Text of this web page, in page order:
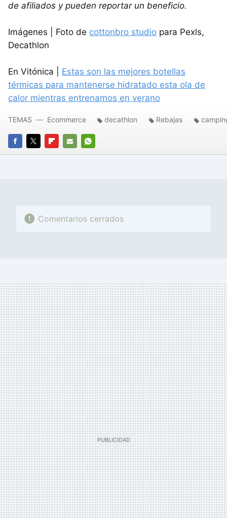
de afiliados y pueden reportar un beneficio.
Imágenes | Foto de cottonbro studio para Pexls,
Decathlon
En Vitónica | Estas son las mejores botellas
térmicas para mantenerse hidratado esta ola de
calor mientras entrenamos en verano
FACEBOOK
TWITTERFLIPBOARD
E-
WHATSAPP
TEMAS Ecommerce decathlon Rebajas
Comentarios cerrados